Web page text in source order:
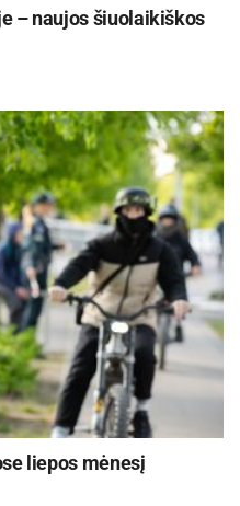
– naujos šiuolaikiškos
liepos mėnesį